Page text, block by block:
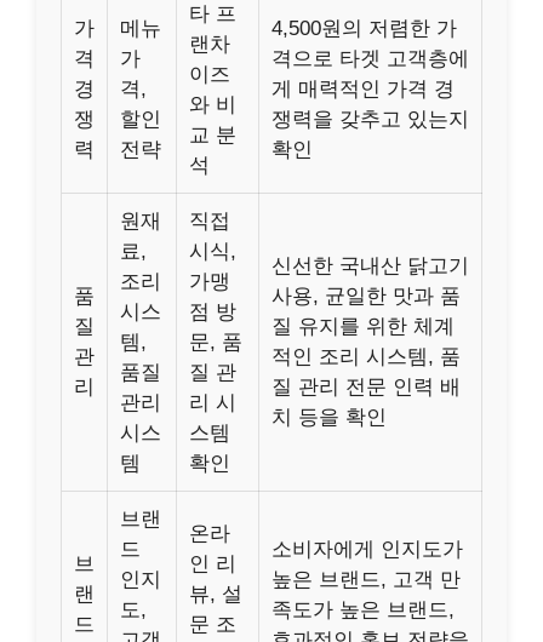
가
격
경
쟁
력
메뉴
가
격,
할인
전략
타 프
랜차
이즈
와 비
교 분
석
4,500원의 저렴한 가
격으로 타겟 고객층에
게 매력적인 가격 경
쟁력을 갖추고 있는지
확인
품
질
관
리
원재
료,
조리
시스
템,
품질
관리
시스
템
직접
시식,
가맹
점 방
문, 품
질 관
리 시
스템
확인
신선한 국내산 닭고기
사용, 균일한 맛과 품
질 유지를 위한 체계
적인 조리 시스템, 품
질 관리 전문 인력 배
치 등을 확인
브
랜
드
브랜
드
인지
도,
온라
인 리
뷰, 설
문 조
소비자에게 인지도가
높은 브랜드, 고객 만
족도가 높은 브랜드,